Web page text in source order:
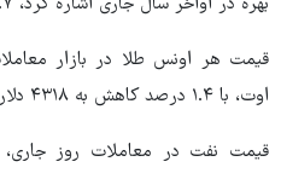
قیمت هر اونس طلا در بازار
اوت، با ۱.۴ درصد کاهش به ۴۳۱۸ دلار و ۱۰ سنت رسید.
قیمت نفت در معاملات روز